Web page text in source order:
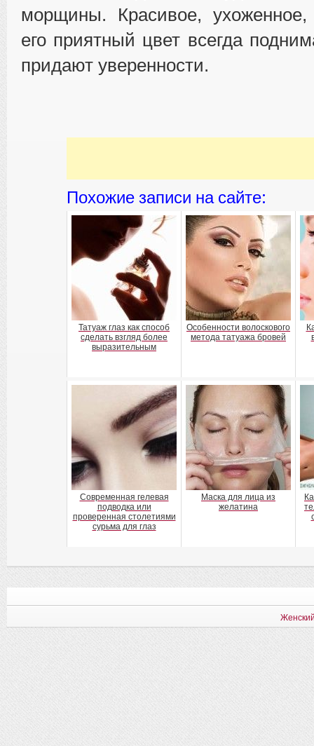
морщины. Красивое, ухоженное,
его приятный цвет всегда
придают уверенности.
Похожие записи на сайте:
Татуаж глаз как способ
сделать взгляд более
выразительным
Особенности волоскового
метода татуажа бровей
Современная гелевая
подводка или
проверенная столетиями
сурьма для глаз
Маска для лица из
желатина